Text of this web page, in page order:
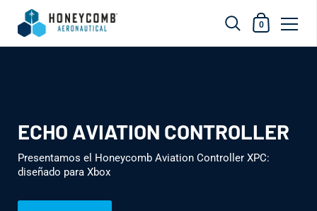
Cesta de la
0
ECHO AVIATION CONTROLLER
Presentamos el Honeycomb Aviation Controller XPC:
diseñado para Xbox